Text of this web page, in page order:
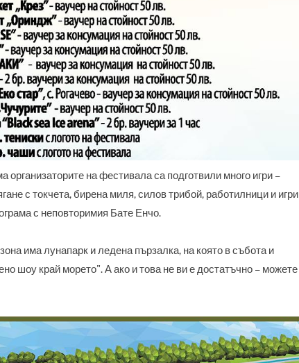
организаторите на фестивала са подготвили много игри –
с токчета, бирена миля, силов трибой, работилници и игри
с неповторимия Бате Енчо.
има лунапарк и ледена пързалка, на която в събота и
шоу край морето". А ако и това не ви е достатъчно – можете